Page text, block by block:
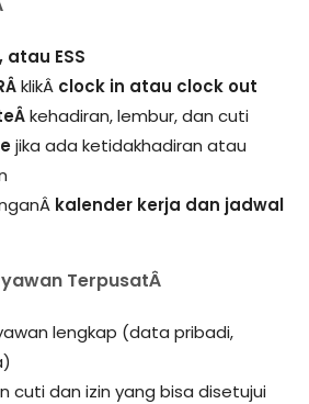
atau ESS
klikÂ clock in atau clock out
kehadiran, lembur, dan cuti
jika ada ketidakhadiran atau
kalender kerja dan jadwal
TerpusatÂ
lengkap (data pribadi,
cuti dan izin yang bisa disetujui